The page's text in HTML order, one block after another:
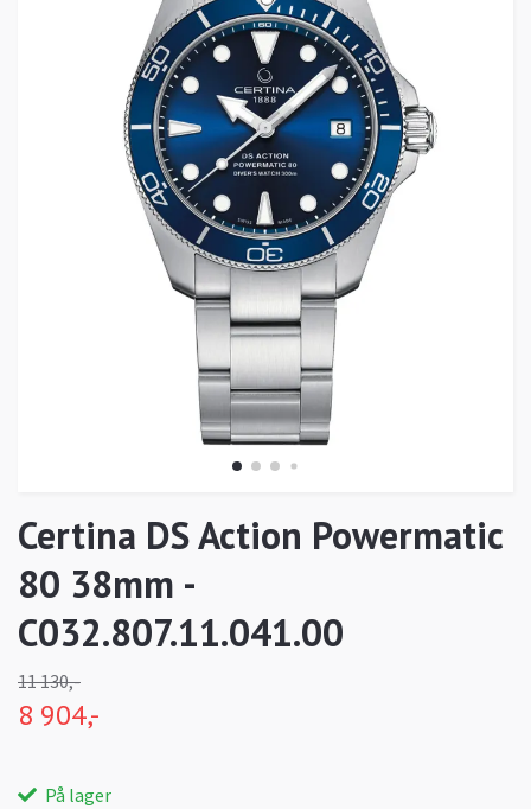
Certina DS Action Powermatic
80 38mm -
C032.807.11.041.00
11 130,-
8 904,-
På lager